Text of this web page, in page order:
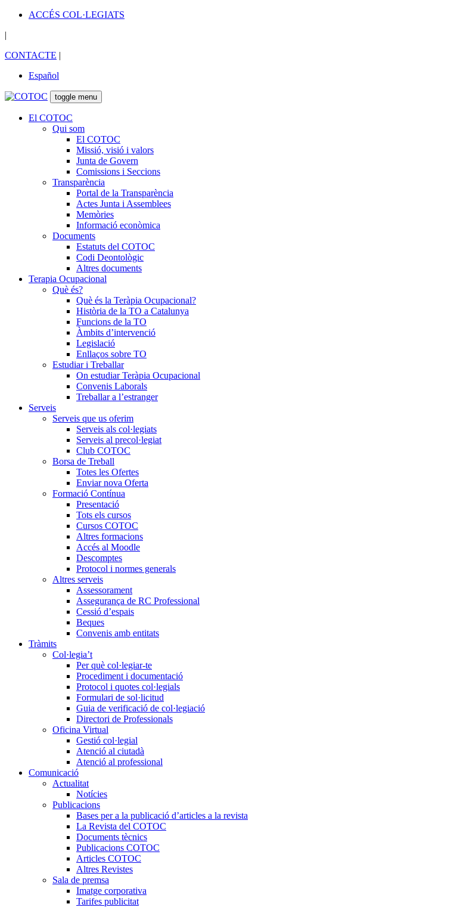
ACCÉS COL·LEGIATS
|
CONTACTE |
Español
toggle menu
El COTOC
Qui som
El COTOC
Missió, visió i valors
Junta de Govern
Comissions i Seccions
Transparència
Portal de la Transparència
Actes Junta i Assemblees
Memòries
Informació econòmica
Documents
Estatuts del COTOC
Codi Deontològic
Altres documents
Terapia Ocupacional
Què és?
Què és la Teràpia Ocupacional?
Història de la TO a Catalunya
Funcions de la TO
Àmbits d’intervenció
Legislació
Enllaços sobre TO
Estudiar i Treballar
On estudiar Teràpia Ocupacional
Convenis Laborals
Treballar a l’estranger
Serveis
Serveis que us oferim
Serveis als col·legiats
Serveis al precol·legiat
Club COTOC
Borsa de Treball
Totes les Ofertes
Enviar nova Oferta
Formació Contínua
Presentació
Tots els cursos
Cursos COTOC
Altres formacions
Accés al Moodle
Descomptes
Protocol i normes generals
Altres serveis
Assessorament
Assegurança de RC Professional
Cessió d’espais
Beques
Convenis amb entitats
Tràmits
Col·legia’t
Per què col·legiar-te
Procediment i documentació
Protocol i quotes col·legials
Formulari de sol·licitud
Guia de verificació de col·legiació
Directori de Professionals
Oficina Virtual
Gestió col·legial
Atenció al ciutadà
Atenció al professional
Comunicació
Actualitat
Notícies
Publicacions
Bases per a la publicació d’articles a la revista
La Revista del COTOC
Documents tècnics
Publicacions COTOC
Articles COTOC
Altres Revistes
Sala de premsa
Imatge corporativa
Tarifes publicitat